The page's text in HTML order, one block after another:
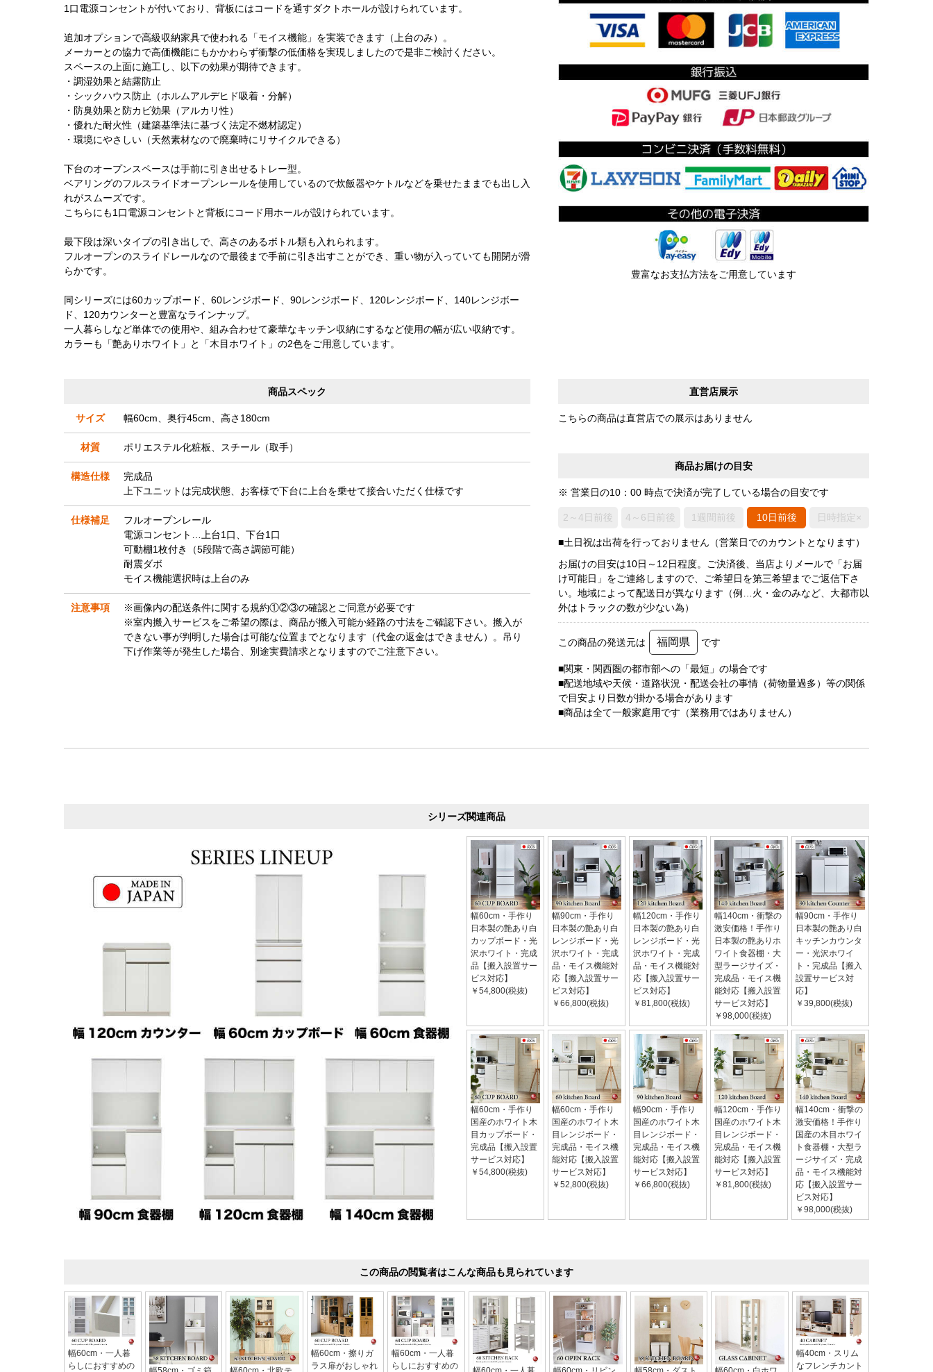
1口電源コンセントが付いており、背板にはコードを通すダクトホールが設けられています。
追加オプションで高級収納家具で使われる「モイス機能」を実装できます（上台のみ）。
メーカーとの協力で高価機能にもかかわらず衝撃の低価格を実現しましたので是非ご検討ください。
スペースの上面に施工し、以下の効果が期待できます。
・調湿効果と結露防止
・シックハウス防止（ホルムアルデヒド吸着・分解）
・防臭効果と防カビ効果（アルカリ性）
・優れた耐火性（建築基準法に基づく法定不燃材認定）
・環境にやさしい（天然素材なので廃棄時にリサイクルできる）
下台のオープンスペースは手前に引き出せるトレー型。
ベアリングのフルスライドオープンレールを使用しているので炊飯器やケトルなどを乗せたままでも出し入
れがスムーズです。
こちらにも1口電源コンセントと背板にコード用ホールが設けられています。
最下段は深いタイプの引き出しで、高さのあるボトル類も入れられます。
フルオープンのスライドレールなので最後まで手前に引き出すことができ、重い物が入っていても開閉が滑
らかです。
同シリーズには60カップボード、60レンジボード、90レンジボード、120レンジボード、140レンジボー
ド、120カウンターと豊富なラインナップ。
一人暮らしなど単体での使用や、組み合わせて豪華なキッチン収納にするなど使用の幅が広い収納です。
カラーも「艶ありホワイト」と「木目ホワイト」の2色をご用意しています。
豊富なお支払方法をご用意しています
直営店展示
こちらの商品は直営店での展示はありません
商品お届けの目安
※ 営業日の10：00 時点で決済が完了している場合の目安です
2～4日前後 4～6日前後 1週間前後 10日前後 日時指定×
■土日祝は出荷を行っておりません（営業日でのカウントとなります）
お届けの目安は10日～12日程度。ご決済後、当店よりメールで「お届
け可能日」をご連絡しますので、ご希望日を第三希望までご返信下さ
い。地域によって配送日が異なります（例…火・金のみなど、大都市以
外はトラックの数が少ない為）
この商品の発送元は 福岡県 です
■関東・関西圏の都市部への「最短」の場合です
■配送地域や天候・道路状況・配送会社の事情（荷物量過多）等の関係
で目安より日数が掛かる場合があります
■商品は全て一般家庭用です（業務用ではありません）
商品スペック
サイズ 幅60cm、奥行45cm、高さ180cm
材質 ポリエステル化粧板、スチール（取手）
構造仕様
完成品
上下ユニットは完成状態、お客様で下台に上台を乗せて接合いただく仕様です
仕様補足
フルオープンレール
電源コンセント…上台1口、下台1口
可動棚1枚付き（5段階で高さ調節可能）
耐震ダボ
モイス機能選択時は上台のみ
注意事項
※画像内の配送条件に関する規約①②③の確認とご同意が必要です
※室内搬入サービスをご希望の際は、商品が搬入可能か経路の寸法をご確認下さい。搬入が
できない事が判明した場合は可能な位置までとなります（代金の返金はできません）。吊り
下げ作業等が発生した場合、別途実費請求となりますのでご注意下さい。
シリーズ関連商品
幅60cm・手作り
日本製の艶あり白
カップボード・光
沢ホワイト・完成
品【搬入設置サー
ビス対応】
￥54,800(税抜)
幅90cm・手作り
日本製の艶あり白
レンジボード・光
沢ホワイト・完成
品・モイス機能対
応【搬入設置サー
ビス対応】
￥66,800(税抜)
幅120cm・手作り
日本製の艶あり白
レンジボード・光
沢ホワイト・完成
品・モイス機能対
応【搬入設置サー
ビス対応】
￥81,800(税抜)
幅140cm・衝撃の
激安価格！手作り
日本製の艶ありホ
ワイト食器棚・大
型ラージサイズ・
完成品・モイス機
能対応【搬入設置
サービス対応】
￥98,000(税抜)
幅90cm・手作り
日本製の艶あり白
キッチンカウンタ
ー・光沢ホワイ
ト・完成品【搬入
設置サービス対
応】
￥39,800(税抜)
幅60cm・手作り
国産のホワイト木
目カップボード・
完成品【搬入設置
サービス対応】
￥54,800(税抜)
幅60cm・手作り
国産のホワイト木
目レンジボード・
完成品・モイス機
能対応【搬入設置
サービス対応】
￥52,800(税抜)
幅90cm・手作り
国産のホワイト木
目レンジボード・
完成品・モイス機
能対応【搬入設置
サービス対応】
￥66,800(税抜)
幅120cm・手作り
国産のホワイト木
目レンジボード・
完成品・モイス機
能対応【搬入設置
サービス対応】
￥81,800(税抜)
幅140cm・衝撃の
激安価格！手作り
国産の木目ホワイ
ト食器棚・大型ラ
ージサイズ・完成
品・モイス機能対
応【搬入設置サー
ビス対応】
￥98,000(税抜)
この商品の閲覧者はこんな商品も見られています
幅60cm・一人暮
らしにおすすめの
幅60cm・擦りガ
ラス扉がおしゃれ
幅60cm・一人暮
らしにおすすめの
幅40cm・スリム
なフレンチカント